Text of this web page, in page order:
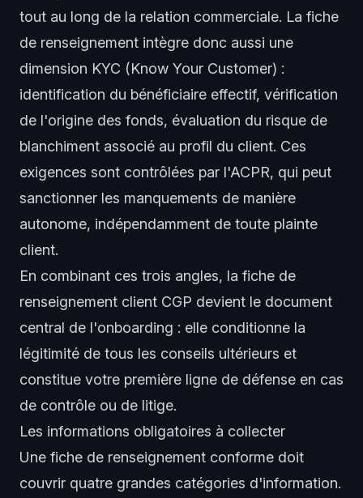
tout au long de la relation commerciale. La fiche
de renseignement intègre donc aussi une
dimension KYC (Know Your Customer) :
identification du bénéficiaire effectif, vérification
de l'origine des fonds, évaluation du risque de
blanchiment associé au profil du client. Ces
exigences sont contrôlées par l'ACPR, qui peut
sanctionner les manquements de manière
autonome, indépendamment de toute plainte
client.
En combinant ces trois angles, la fiche de
renseignement client CGP devient le document
central de l'onboarding : elle conditionne la
légitimité de tous les conseils ultérieurs et
constitue votre première ligne de défense en cas
de contrôle ou de litige.
Les informations obligatoires à collecter
Une fiche de renseignement conforme doit
couvrir quatre grandes catégories d'information.